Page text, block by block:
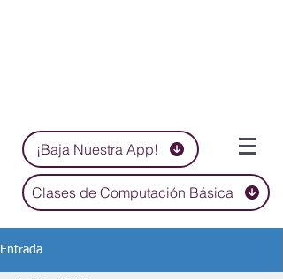
¡Baja Nuestra App!
Clases de Computación Básica
Entrada